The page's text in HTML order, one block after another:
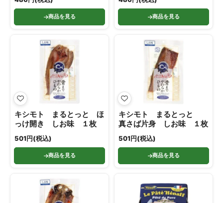
商品を見る 商品を見る
キシモト まるとっと ほ
っけ開き しお味 １枚
501円(税込)
商品を見る
キシモト まるとっと
真さば片身 しお味 １枚
501円(税込)
商品を見る